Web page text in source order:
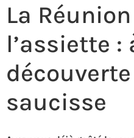
La
l’assiette :
saucisse